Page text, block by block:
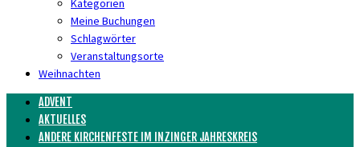
Kategorien
Meine Buchungen
Schlagwörter
Veranstaltungsorte
Weihnachten
ADVENT
AKTUELLES
ANDERE KIRCHENFESTE IM INZINGER JAHRESKREIS